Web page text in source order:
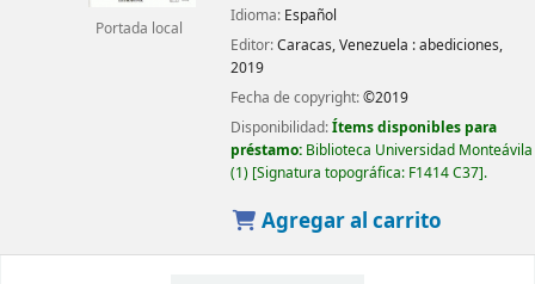
Portada local
Idioma: Español
Editor:Caracas, Venezuela :abediciones,
2019
Fecha de copyright:©2019
Disponibilidad:Ítems disponibles para
préstamo: Biblioteca Universidad Monteávila
(1) Signatura topográfica: F1414 C37 .
Agregar al carrito